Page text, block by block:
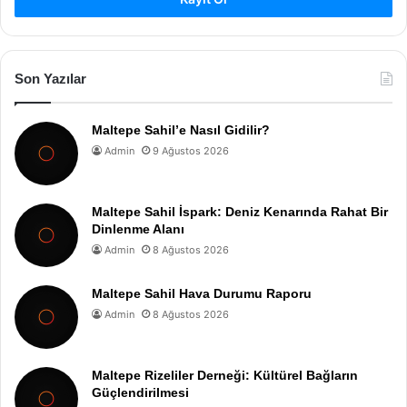
Son Yazılar
Maltepe Sahil’e Nasıl Gidilir?
Admin 9 Ağustos 2026
Maltepe Sahil İspark: Deniz Kenarında Rahat Bir
Dinlenme Alanı
Admin 8 Ağustos 2026
Maltepe Sahil Hava Durumu Raporu
Admin 8 Ağustos 2026
Maltepe Rizeliler Derneği: Kültürel Bağların
Güçlendirilmesi